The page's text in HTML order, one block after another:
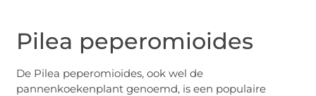
Pilea peperomioides
De Pilea peperomioides, ook wel de
pannenkoekenplant genoemd, is een populaire